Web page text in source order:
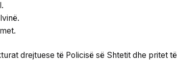
drejtuese të Policisë së Shtetit dhe pritet të